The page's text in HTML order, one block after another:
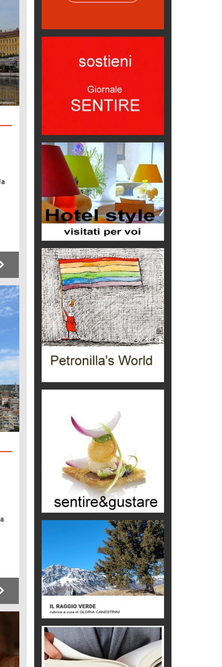
Seconde case cambiano le scelte
Trentodoc Festival, bollicine di
montagna
Viaggi
Ecco come salvare il viaggio
imprevisti...
C'era una volta la legge per le
valli del silenzio
Idee per il futuro
Torre dell'Orso, mare di Puglia
itinerari italiani
Boboli, il giardino della botanica
Gioielli italiani
Menzogne di stato
Le dichiarazioni di Maurizio Federico
Chi è, e come difendersi dallo
scammer
di Mirta B. Bono
Mio nonno, salvato dai russi
Macchine di guerra
Turismo in Miniera
Puglia - Tra storia e recupero
Castione, sotto il segno del
Eventi